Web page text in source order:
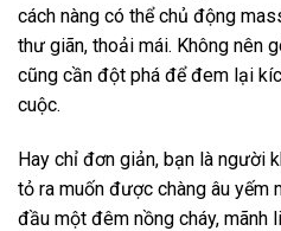
cách nàng có thể chủ động
thư giãn, thoải mái. Không nên
cũng cần đột phá để đem lại
cuộc.
Hay chỉ đơn giản, bạn là người
tỏ ra muốn được chàng âu yếm
đầu một đêm nồng cháy, mãnh